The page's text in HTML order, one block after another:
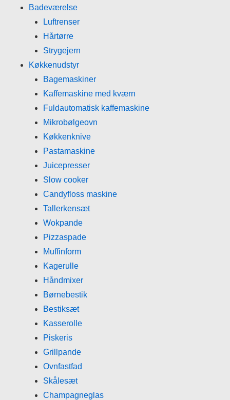
Badeværelse
Luftrenser
Hårtørre
Strygejern
Køkkenudstyr
Bagemaskiner
Kaffemaskine med kværn
Fuldautomatisk kaffemaskine
Mikrobølgeovn
Køkkenknive
Pastamaskine
Juicepresser
Slow cooker
Candyfloss maskine
Tallerkensæt
Wokpande
Pizzaspade
Muffinform
Kagerulle
Håndmixer
Børnebestik
Bestiksæt
Kasserolle
Piskeris
Grillpande
Ovnfastfad
Skålesæt
Champagneglas